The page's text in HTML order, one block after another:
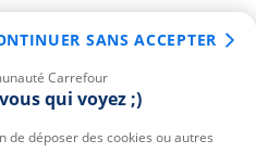
Carrefour
qui voyez ;)
de déposer des cookies ou autres
SANS ACCEPTER